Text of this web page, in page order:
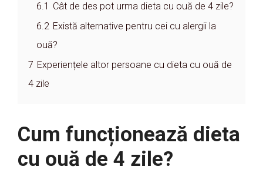
6.1 Cât de des pot urma dieta cu ouă de 4 zile?
6.2 Există alternative pentru cei cu alergii la
ouă?
7 Experiențele altor persoane cu dieta cu ouă de
4 zile
Cum funcționează dieta
cu ouă de 4 zile?